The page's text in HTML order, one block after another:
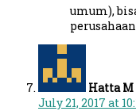
umum),
Hatta M
July 21, 2017 at